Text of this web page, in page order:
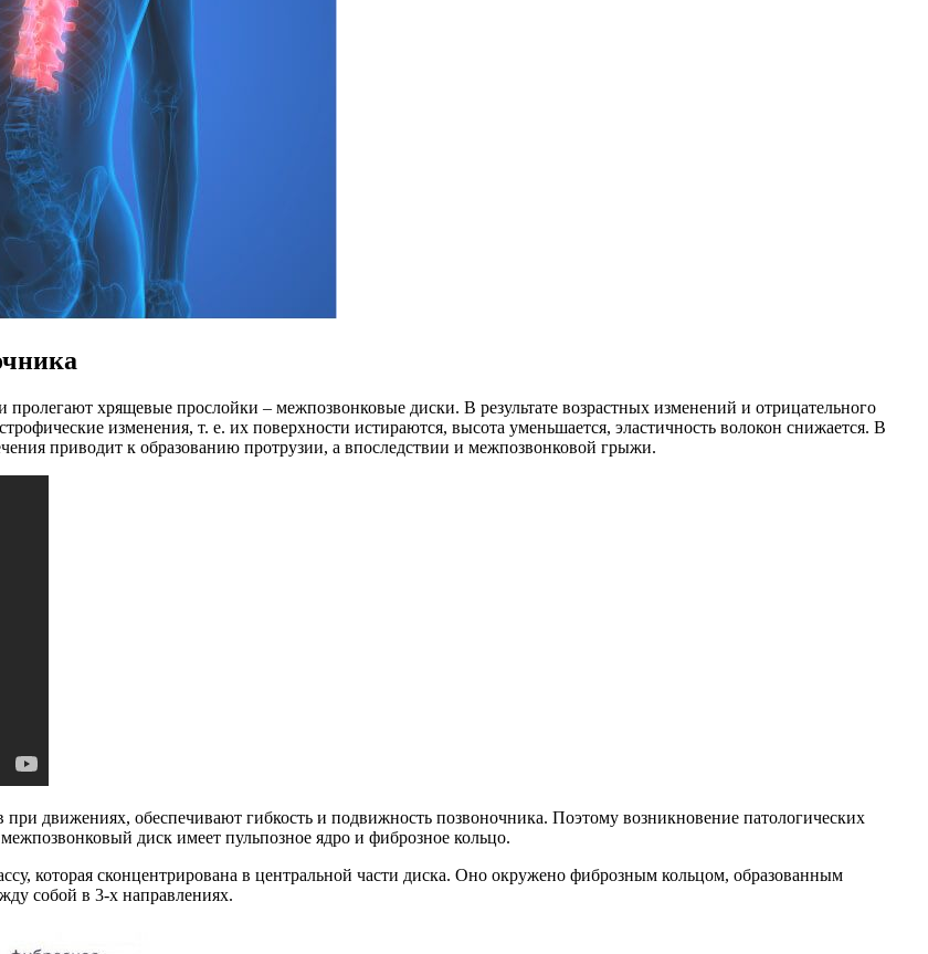
хрящевые прослойки – межпозвонковые диски. В результате возрастных изменений и отрицательного
изменения, т. е. их поверхности истираются, высота уменьшается, эластичность волокон снижается. В
приводит к образованию протрузии, а впоследствии и межпозвонковой грыжи.
движениях, обеспечивают гибкость и подвижность позвоночника. Поэтому возникновение патологических
диск имеет пульпозное ядро и фиброзное кольцо.
которая сконцентрирована в центральной части диска. Оно окружено фиброзным кольцом, образованным
собой в 3-х направлениях.